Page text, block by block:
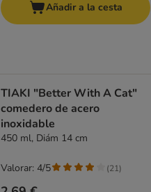
Añadir a la cesta
TIAKI "Better With A Cat"
comedero de acero
inoxidable
450 ml, Diám 14 cm
Valorar: 4/5 (21)